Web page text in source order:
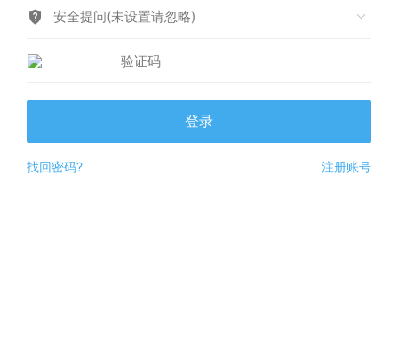
安全提问(未设置请忽略)
登录
找回密码? 注册账号